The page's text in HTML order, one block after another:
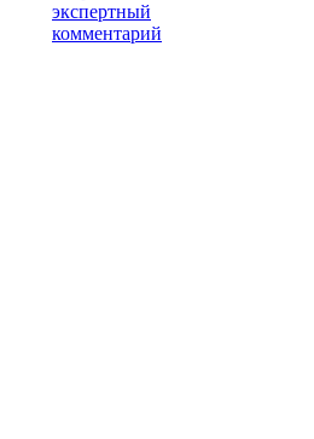
экспертный
комментарий